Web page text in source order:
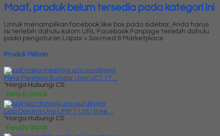
Maaf, produk belum tersedia pada kategori ini
Untuk menampilkan facebook like box pada sidebar, Anda harus
isi terlebih dahulu kolom URL Facebook Fanpage terlebih dahulu
pada pengaturan Lapax > Socmed & Marketplace
Produk Pilihan
Meja Meeting Bundar Uno UCT 17....
*Harga Hubungi CS
Ready Stock
Laci Dorong Uno UMP 1136 ( Bee....
*Harga Hubungi CS
Ready Stock